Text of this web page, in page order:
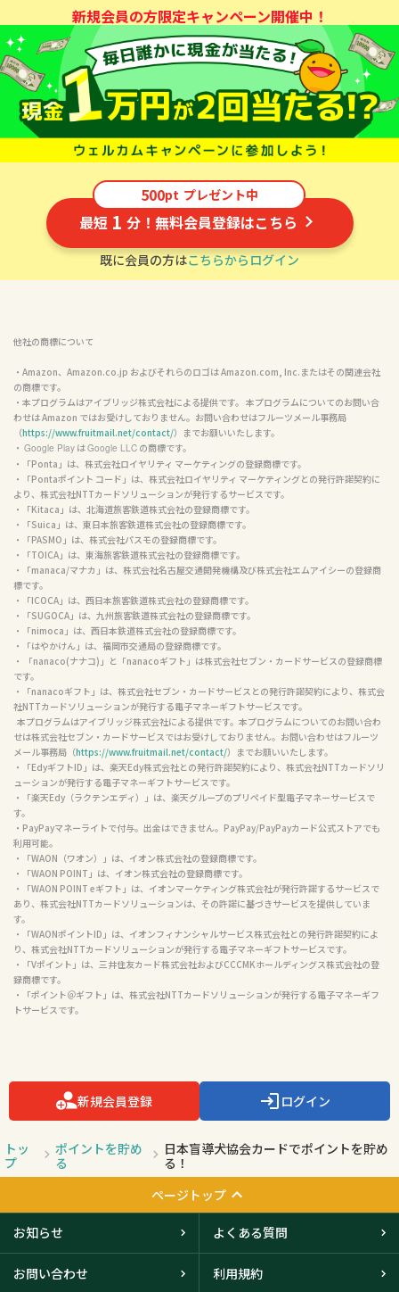
新規会員の方限定キャンペーン開催中！
500pt プレゼント中
最短 1 分！無料会員登録はこちら
既に会員の方はこちらからログイン
他社の商標について
・Amazon、Amazon.co.jp およびそれらのロゴは Amazon.com, Inc.またはその関連会社
の商標です。
・本プログラムはアイブリッジ株式会社による提供です。 本プログラムについてのお問い合
わせは Amazon ではお受けしておりません。お問い合わせはフルーツメール事務局
（https://www.fruitmail.net/contact/）までお願いいたします。
・ Google Play は Google LLC の商標です。
・「Ponta」は、株式会社ロイヤリティ マーケティングの登録商標です。
・「Pontaポイント コード」は、株式会社ロイヤリティ マーケティングとの発行許諾契約に
より、株式会社NTTカードソリューションが発行するサービスです。
・「Kitaca」は、北海道旅客鉄道株式会社の登録商標です。
・「Suica」は、東日本旅客鉄道株式会社の登録商標です。
・「PASMO」は、株式会社パスモの登録商標です。
・「TOICA」は、東海旅客鉄道株式会社の登録商標です。
・「manaca/マナカ」は、株式会社名古屋交通開発機構及び株式会社エムアイシーの登録商
標です。
・「ICOCA」は、西日本旅客鉄道株式会社の登録商標です。
・「SUGOCA」は、九州旅客鉄道株式会社の登録商標です。
・「nimoca」は、西日本鉄道株式会社の登録商標です。
・「はやかけん」は、福岡市交通局の登録商標です。
・ 「nanaco(ナナコ)」と「nanacoギフト」は株式会社セブン・カードサービスの登録商標
です。
・「nanacoギフト」は、株式会社セブン・カードサービスとの発行許諾契約により、株式会
社NTTカードソリューションが発行する電子マネーギフトサービスです。
せは株式会社セブン・カードサービスではお受けしておりません。お問い合わせはフルーツ
メール事務局（https://www.fruitmail.net/contact/）までお願いいたします。
・「EdyギフトID」は、楽天Edy株式会社との発行許諾契約により、株式会社NTTカードソリ
ューションが発行する電子マネーギフトサービスです。
・「楽天Edy（ラクテンエディ）」は、楽天グループのプリペイド型電子マネーサービスで
す。
・PayPayマネーライトで付与。出金はできません。PayPay/PayPayカード公式ストアでも
利用可能。
・「WAON（ワオン）」は、イオン株式会社の登録商標です。
・「WAON POINT」は、イオン株式会社の登録商標です。
・「WAON POINT eギフト」は、イオンマーケティング株式会社が発行許諾するサービスで
あり、株式会社NTTカードソリューションは、その許諾に基づきサービスを提供していま
す。
・「WAONポイントID」は、イオンフィナンシャルサービス株式会社との発行許諾契約によ
り、株式会社NTTカードソリューションが発行する電子マネーギフトサービスです。
・「Vポイント」は、三井住友カード株式会社およびCCCMKホールディングス株式会社の登
録商標です。
・「ポイント＠ギフト」は、株式会社NTTカードソリューションが発行する電子マネーギフ
トサービスです。
新規会員登録 ログイン
トッ
プ
ポイントを貯め
る
日本盲導犬協会カードでポイントを貯め
る！
ページトップ
お知らせ よくある質問
お問い合わせ 利用規約